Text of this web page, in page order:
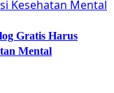
Gratis Harus
Mental